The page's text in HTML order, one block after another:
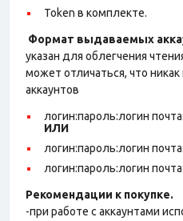
Token в комплекте.
Формат выдаваемых
указан для облегчения
может отличаться, что
аккаунтов
логин:пароль:логин
ИЛИ
логин:пароль:логин
логин:пароль:логин
Рекомендации к покупке.
-при работе с аккаунтами